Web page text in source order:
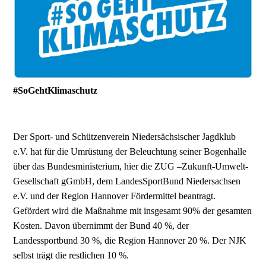
#SoGehtKlimaschutz
Der Sport- und Schützenverein Niedersächsischer Jagdklub
e.V. hat für die Umrüstung der Beleuchtung seiner Bogenhalle
über das Bundesministerium, hier die ZUG –Zukunft-Umwelt-
Gesellschaft gGmbH, dem LandesSportBund Niedersachsen
e.V. und der Region Hannover Fördermittel beantragt.
Gefördert wird die Maßnahme mit insgesamt 90% der gesamten
Kosten. Davon übernimmt der Bund 40 %, der
Landessportbund 30 %, die Region Hannover 20 %. Der NJK
selbst trägt die restlichen 10 %.